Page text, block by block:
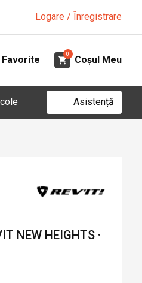
Logare / Înregistrare
Favorite
0
Coșul Meu
Asistență
NEW HEIGHTS ·